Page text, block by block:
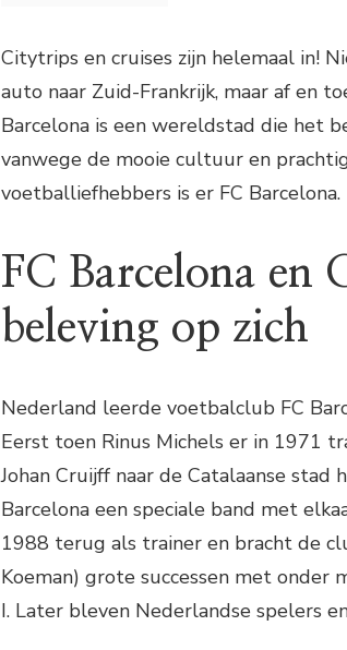
Citytrips en cruises zijn helemaal in!
auto naar Zuid-Frankrijk, maar af en
Barcelona is een wereldstad die het
vanwege de mooie cultuur en
voetballiefhebbers is er FC Barcelona.
FC Barcelona en
beleving op zich
Nederland leerde voetbalclub FC
Eerst toen Rinus Michels er in 1971
Johan Cruijff naar de Catalaanse stad
Barcelona een speciale band met
1988 terug als trainer en bracht de
Koeman) grote successen met onder
I. Later bleven Nederlandse spelers